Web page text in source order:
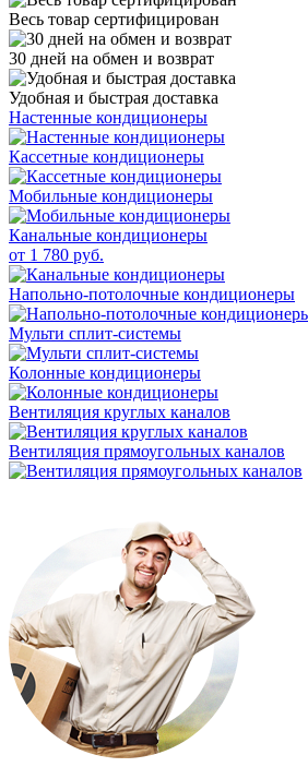
Весь товар сертифицирован
30 дней на обмен и возврат
Удобная и быстрая доставка
Настенные кондиционеры
Кассетные кондиционеры
Мобильные кондиционеры
Канальные кондиционеры
от 1 780 руб.
Напольно-потолочные кондиционеры
Мульти сплит-системы
Колонные кондиционеры
Вентиляция круглых каналов
Вентиляция прямоугольных каналов